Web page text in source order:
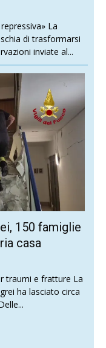
La
di trasformarsi
inviate al...
150 famiglie
casa
traumi e fratture La
ha lasciato circa